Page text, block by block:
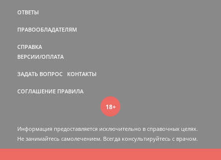
ОТВЕТЫ
ПРАВООБЛАДАТЕЛЯМ
СПРАВКА
ВЕРСИИ/ОПЛАТА
ЗАДАТЬ ВОПРОС КОНТАКТЫ
СОГЛАШЕНИЕ ПРАВИЛА
18+
Информация предоставляется исключительно в справочных целях.
Не занимайтесь самолечением. Всегда консультируйтесь c врачом.